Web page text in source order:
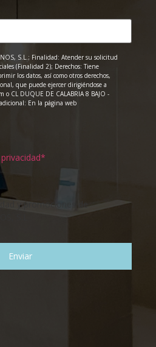
S.L.; Finalidad: Atender su solicitud
(Finalidad 2); Derechos: Tiene
los datos, así como otros derechos,
que puede ejercer dirigiéndose a
o CL DUQUE DE CALABRIA 8 BAJO -
En la página web
y promociones de
S.L